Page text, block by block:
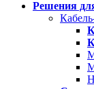
Решения